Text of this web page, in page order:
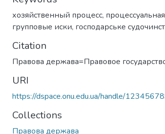
хозяйственный процесс,
групповые иски, господарське
Citation
Правова держава=Правовое
URI
https://dspace.onu.edu.ua/handle/
Collections
Правова держава